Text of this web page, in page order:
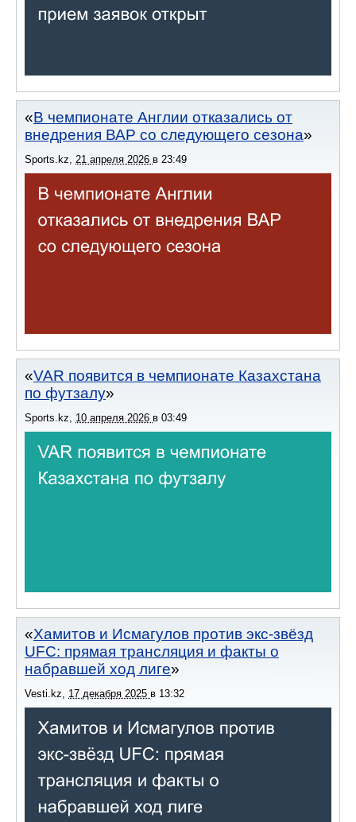
В чемпионате Англии отказались от
внедрения ВАР со следующего сезона
Sports.kz, 21 апреля 2026 в 23:49
VAR появится в чемпионате Казахстана
по футзалу
Sports.kz 10 апреля 2026 в 03:49
Хамитов и Исмагулов против экс-звёзд
UFC: прямая трансляция и факты о
набравшей ход лиге
Vesti.kz 17 декабря 2025 в 13:32